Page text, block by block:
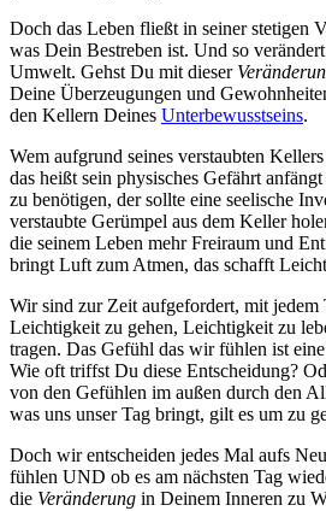
Doch das Leben fließt in seiner stetigen
was Dein Bestreben ist. Und so
Umwelt. Gehst Du mit dieser
Deine Überzeugungen und
den Kellern Deines Unterbewusstseins.
Wem aufgrund seines verstaubten
das heißt sein physisches Gefährt
zu benötigen, der sollte eine seelische
verstaubte Gerümpel aus dem Keller
die seinem Leben mehr Freiraum und
bringt Luft zum Atmen, das schafft
Wir sind zur Zeit aufgefordert, mit jedem
Leichtigkeit zu gehen, Leichtigkeit zu
tragen. Das Gefühl das wir fühlen ist eine
Wie oft triffst Du diese Entscheidung?
von den Gefühlen im außen durch den
was uns unser Tag bringt, gilt es um zu
Doch wir entscheiden jedes Mal aufs
fühlen UND ob es am nächsten Tag
die Veränderung in Deinem Inneren zu